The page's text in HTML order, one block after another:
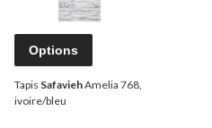
Options
Tapis SafaviehAmelia 768,
ivoire/bleu